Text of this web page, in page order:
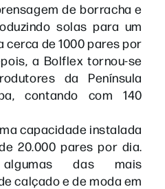
de borracha e
solas para um
cerca de 1000 pares por
a Bolflex tornou-se
da Península
contando com 140
capacidade instalada
20.000 pares por dia.
das mais
calçado e de moda em